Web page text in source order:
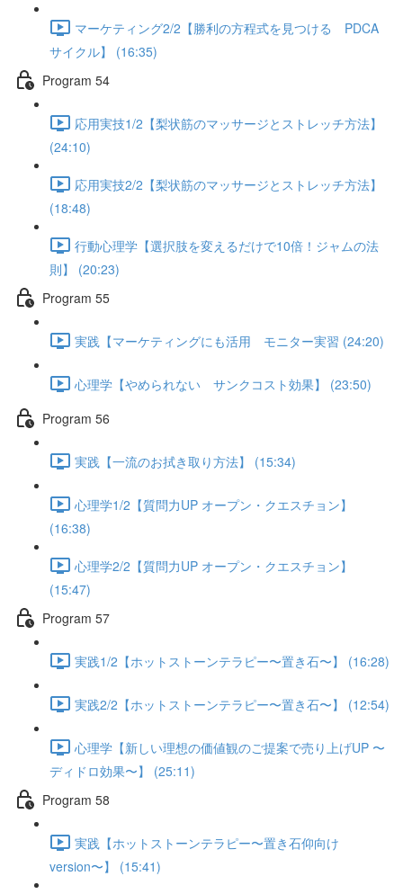
マーケティング2/2【勝利の方程式を見つける PDCA
サイクル】 (16:35)
Program 54
応用実技1/2【梨状筋のマッサージとストレッチ方法】
(24:10)
応用実技2/2【梨状筋のマッサージとストレッチ方法】
(18:48)
行動心理学【選択肢を変えるだけで10倍！ジャムの法
則】 (20:23)
Program 55
実践【マーケティングにも活用 モニター実習 (24:20)
心理学【やめられない サンクコスト効果】 (23:50)
Program 56
実践【一流のお拭き取り方法】 (15:34)
心理学1/2【質問力UP オープン・クエスチョン】
(16:38)
心理学2/2【質問力UP オープン・クエスチョン】
(15:47)
Program 57
実践1/2【ホットストーンテラピー〜置き石〜】 (16:28)
実践2/2【ホットストーンテラピー〜置き石〜】 (12:54)
心理学【新しい理想の価値観のご提案で売り上げUP 〜
ディドロ効果〜】 (25:11)
Program 58
実践【ホットストーンテラピー〜置き石仰向け
version〜】 (15:41)